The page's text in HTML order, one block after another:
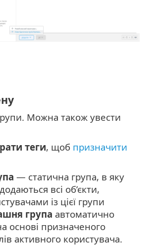
Можна також увести
теги, щоб призначити
— статична група, в яку
всі об’єкти,
із цієї групи
група автоматично
основі призначеного
активного користувача.